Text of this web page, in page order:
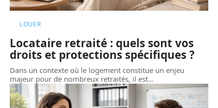
LOUER
Locataire retraité : quels sont vos
droits et protections spécifiques ?
Dans un contexte où le logement constitue un enjeu
majeur pour de nombreux retraités, il est…